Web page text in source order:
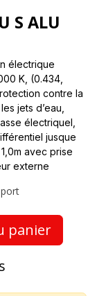
S ALU
électrique
K, (0.434,
contre la
jets d’eau,
électriqueI,
jusque
avec prise
externe
panier